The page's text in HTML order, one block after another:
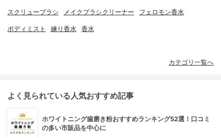
スクリューブラシ メイクブラシクリーナー フェロモン香水
ボディミスト 練り香水 香水
カテゴリ一覧へ
よく見られている人気おすすめ記事
ホワイトニング歯磨き粉おすすめランキング52選！口コミ
の多い市販品を中心に